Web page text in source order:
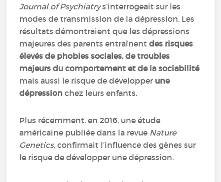
Journal of Psychiatrys’interrogeait sur les
modes de transmission de la dépression. Les
résultats démontraient que les dépressions
majeures des parents entraînentdes risques
élevés de phobies sociales, de troubles
majeurs du comportement et de la sociabilité
mais aussi le risque de développer une
dépression chez leurs enfants.
Plus récemment, en 2016, une étude
américaine publiée dans la revue Nature
Genetics, confirmait l’influence des gènes sur
le risque de développer une dépression.